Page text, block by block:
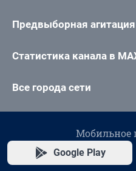
Предвыборная агитация
Статистика канала в
Все города сети
Мобильное
Google Play